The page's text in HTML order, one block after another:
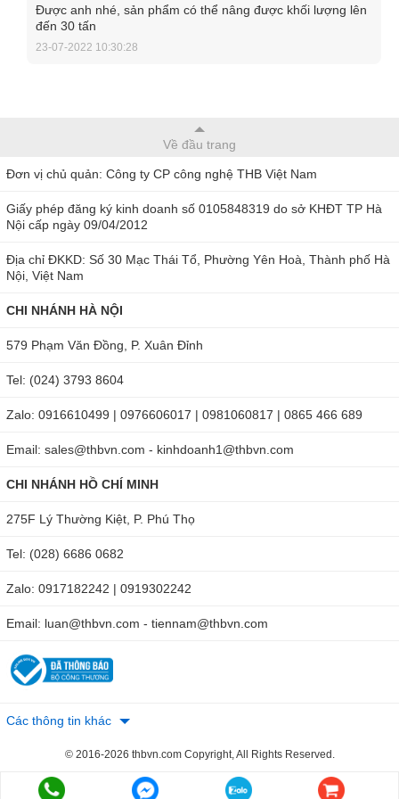
Loại cảo này có sức tải lên tới 30 tấn, kết hợp với bơm
đầu rời sẽ giúp bạn sử dụng dễ dàng, không mất sức khi
thbvn.comvàmaydochuyendung.com
với mức giá phải chăng. Các sản phẩm vam thủy lực hiện
công ty THBVN. Hãy liên hệ với chúng tôi ngay để nhận
phẩm yêu thích của bạn.Hotline Hà Nội: 0902148147-
sau: https://maydochuyendung.com/cao-thuy-luc/cao-thuy-
luc-fyd-30
Được anh nhé, sản phẩm có thể nâng được khối lượng lên
đến 30 tấn
23-07-2022 10:30:28
Về đầu trang
Đơn vị chủ quản: Công ty CP công nghệ THB Việt Nam
Giấy phép đăng ký kinh doanh số 0105848319 do sở KHĐT TP Hà
Nội cấp ngày 09/04/2012
Địa chỉ ĐKKD: Số 30 Mạc Thái Tổ, Phường Yên Hoà, Thành phố Hà
Nội, Việt Nam
CHI NHÁNH HÀ NỘI
579 Phạm Văn Đồng, P. Xuân Đỉnh
Tel: (024) 3793 8604
Zalo: 0916610499 | 0976606017 | 0981060817 | 0865 466 689
Email: sales@thbvn.com - kinhdoanh1@thbvn.com
CHI NHÁNH HỒ CHÍ MINH
275F Lý Thường Kiệt, P. Phú Thọ
Tel: (028) 6686 0682
Zalo: 0917182242 | 0919302242
Email: luan@thbvn.com - tiennam@thbvn.com
Các thông tin khác
© 2016-2026 thbvn.com Copyright, All Rights Reserved.